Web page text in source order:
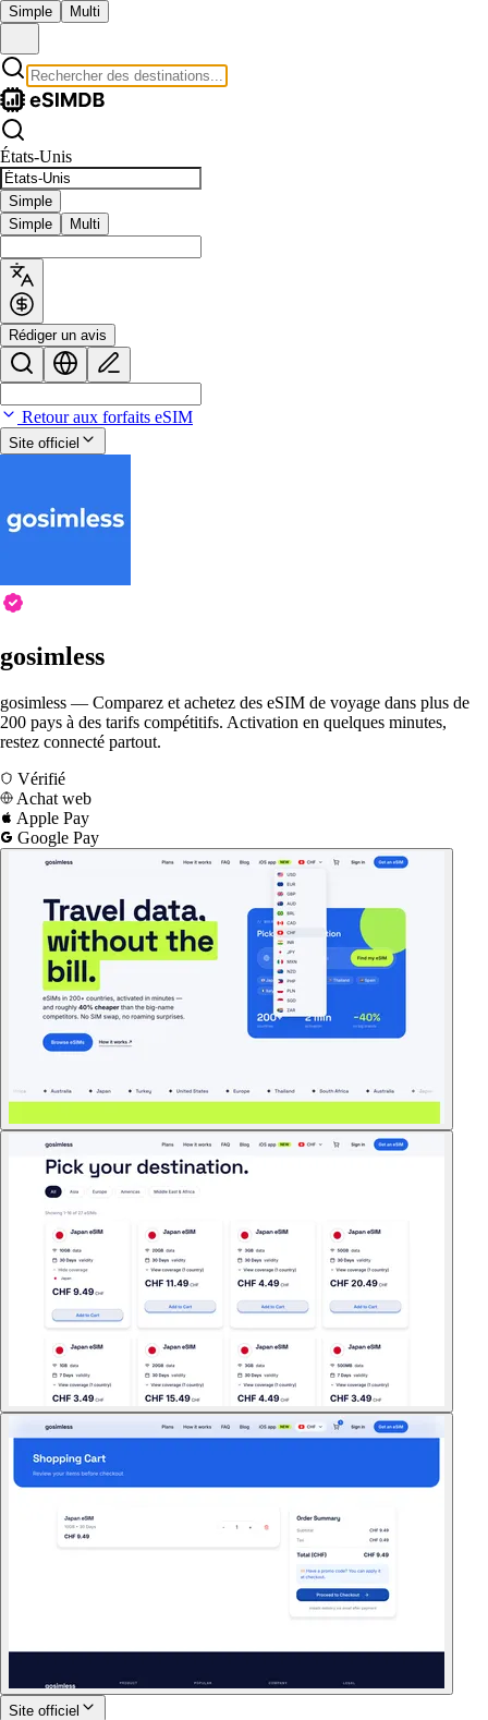
Simple Multi
États-Unis
Simple
Simple
Multi
Rédiger un avis
Retour aux forfaits eSIM
Site officiel
gosimless
gosimless — Comparez et achetez des eSIM de voyage dans plus de
200 pays à des tarifs compétitifs. Activation en quelques minutes,
restez connecté partout.
Vérifié
Achat web
Apple Pay
Google Pay
Site officiel